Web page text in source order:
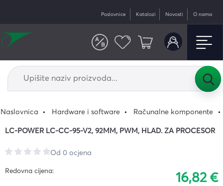
Poslovnice Katalozi Novosti O nama
Naslovnica Hardware i software Računalne komponente
LC-POWER LC-CC-95-V2, 92MM, PWM, HLAD. ZA PROCESOR
Od 0 ocjena
Redovna cijena:
16,82 €